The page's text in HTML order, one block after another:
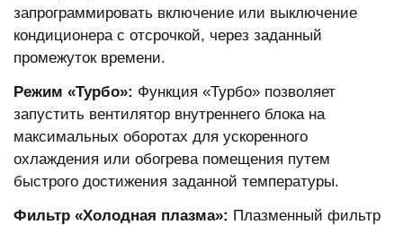
запрограммировать включение или выключение
кондиционера с отсрочкой, через заданный
промежуток времени.
Режим «Турбо»: Функция «Турбо» позволяет
запустить вентилятор внутреннего блока на
максимальных оборотах для ускоренного
охлаждения или обогрева помещения путем
быстрого достижения заданной температуры.
Фильтр «Холодная плазма»: Плазменный фильтр